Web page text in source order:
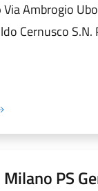
Via Ambrogio
Cernusco S.N.
PS